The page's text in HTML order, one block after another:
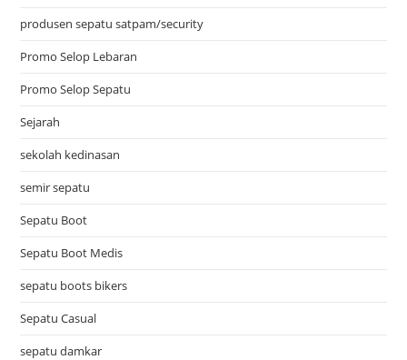
produsen sepatu satpam/security
Promo Selop Lebaran
Promo Selop Sepatu
Sejarah
sekolah kedinasan
semir sepatu
Sepatu Boot
Sepatu Boot Medis
sepatu boots bikers
Sepatu Casual
sepatu damkar